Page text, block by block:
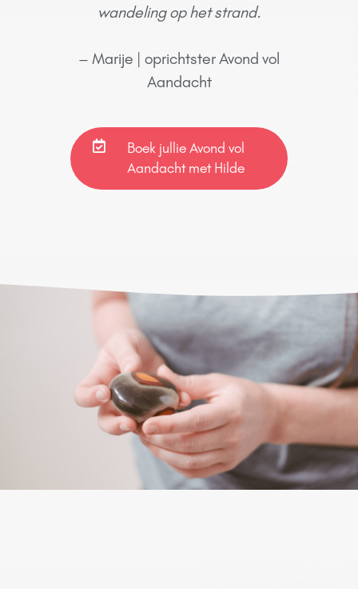
wandeling op het strand.
– Marije | oprichtster Avond vol
Aandacht
Boek jullie Avond vol
Aandacht met Hilde